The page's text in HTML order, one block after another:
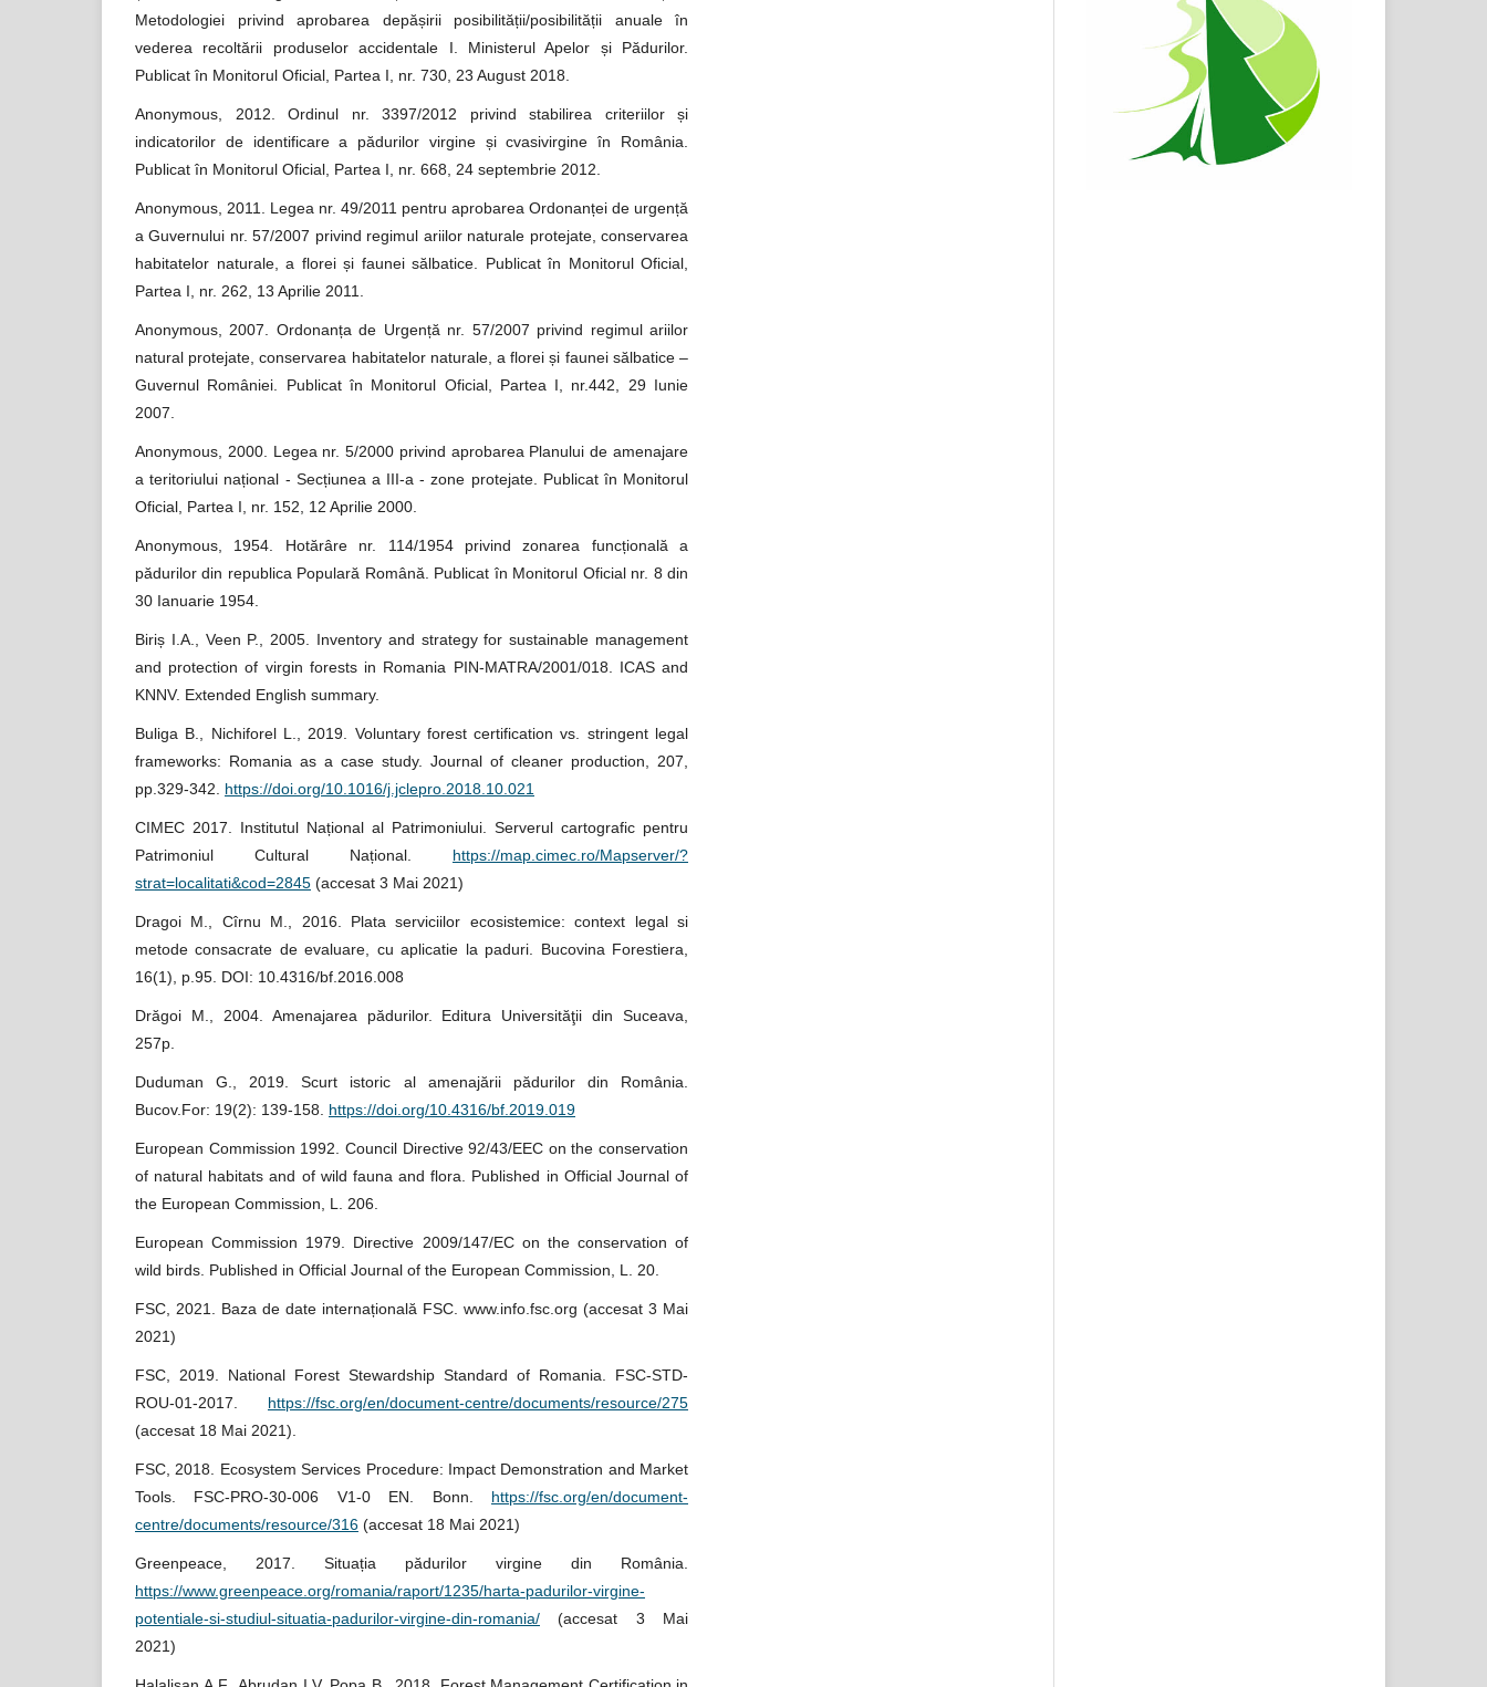
Metodologiei privind aprobarea depășirii posibilității/posibilității anuale în
vederea recoltării produselor accidentale I. Ministerul Apelor și Pădurilor.
Publicat în Monitorul Oficial, Partea I, nr. 730, 23 August 2018.
Anonymous, 2012. Ordinul nr. 3397/2012 privind stabilirea criteriilor și
indicatorilor de identificare a pădurilor virgine și cvasivirgine în România.
Publicat în Monitorul Oficial, Partea I, nr. 668, 24 septembrie 2012.
Anonymous, 2011. Legea nr. 49/2011 pentru aprobarea Ordonanței de urgență
a Guvernului nr. 57/2007 privind regimul ariilor naturale protejate, conservarea
habitatelor naturale, a florei și faunei sălbatice. Publicat în Monitorul Oficial,
Partea I, nr. 262, 13 Aprilie 2011.
Anonymous, 2007. Ordonanța de Urgență nr. 57/2007 privind regimul ariilor
natural protejate, conservarea habitatelor naturale, a florei și faunei sălbatice –
Guvernul României. Publicat în Monitorul Oficial, Partea I, nr.442, 29 Iunie
2007.
Anonymous, 2000. Legea nr. 5/2000 privind aprobarea Planului de amenajare
a teritoriului național - Secțiunea a III-a - zone protejate. Publicat în Monitorul
Oficial, Partea I, nr. 152, 12 Aprilie 2000.
Anonymous, 1954. Hotărâre nr. 114/1954 privind zonarea funcțională a
pădurilor din republica Populară Română. Publicat în Monitorul Oficial nr. 8 din
30 Ianuarie 1954.
Biriș I.A., Veen P., 2005. Inventory and strategy for sustainable management
and protection of virgin forests in Romania PIN-MATRA/2001/018. ICAS and
KNNV. Extended English summary.
Buliga B., Nichiforel L., 2019. Voluntary forest certification vs. stringent legal
frameworks: Romania as a case study. Journal of cleaner production, 207,
pp.329-342. https://doi.org/10.1016/j.jclepro.2018.10.021
CIMEC 2017. Institutul Național al Patrimoniului. Serverul cartografic pentru
Patrimoniul Cultural Național. https://map.cimec.ro/Mapserver/?
strat=localitati&cod=2845 (accesat 3 Mai 2021)
Dragoi M., Cîrnu M., 2016. Plata serviciilor ecosistemice: context legal si
metode consacrate de evaluare, cu aplicatie la paduri. Bucovina Forestiera,
16(1), p.95. DOI: 10.4316/bf.2016.008
Drăgoi M., 2004. Amenajarea pădurilor. Editura Universităţii din Suceava,
257p.
Duduman G., 2019. Scurt istoric al amenajării pădurilor din România.
Bucov.For: 19(2): 139-158. https://doi.org/10.4316/bf.2019.019
European Commission 1992. Council Directive 92/43/EEC on the conservation
of natural habitats and of wild fauna and flora. Published in Official Journal of
the European Commission, L. 206.
European Commission 1979. Directive 2009/147/EC on the conservation of
wild birds. Published in Official Journal of the European Commission, L. 20.
FSC, 2021. Baza de date internațională FSC. www.info.fsc.org (accesat 3 Mai
2021)
FSC, 2019. National Forest Stewardship Standard of Romania. FSC-STD-
ROU-01-2017. https://fsc.org/en/document-centre/documents/resource/275
(accesat 18 Mai 2021).
FSC, 2018. Ecosystem Services Procedure: Impact Demonstration and Market
Tools. FSC-PRO-30-006 V1-0 EN. Bonn. https://fsc.org/en/document-
centre/documents/resource/316 (accesat 18 Mai 2021)
Greenpeace, 2017. Situația pădurilor virgine din România.
https://www.greenpeace.org/romania/raport/1235/harta-padurilor-virgine-
potentiale-si-studiul-situatia-padurilor-virgine-din-romania/ (accesat 3 Mai
2021)